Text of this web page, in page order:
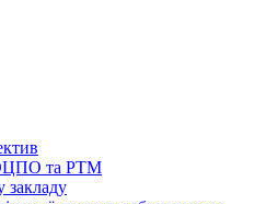
ОЦПО та РТМ
закладу